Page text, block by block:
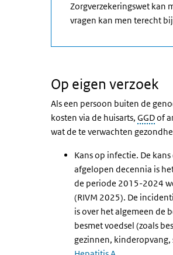
Zorgverzekeringswet kan
vragen kan men terecht
Op eigen verzoek
Als een persoon buiten de
kosten via de huisarts, GGDof
wat de te verwachten
Kans op infectie. De
afgelopen decennia is
de periode 2015-2024
(RIVM 2025). De
is over het algemeen de
besmet voedsel (zoals
gezinnen, kinderopvang,